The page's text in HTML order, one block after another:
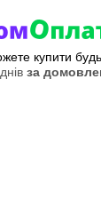
купити
за